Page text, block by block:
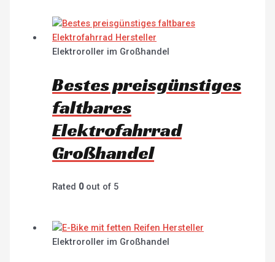
Elektroroller im Großhandel
Bestes preisgünstiges
faltbares
Elektrofahrrad
Großhandel
Rated 0out of 5
Elektroroller im Großhandel